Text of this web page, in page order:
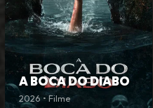
A BOCA DO DIABO
2026 • Filme